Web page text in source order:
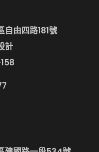
自由四路181號
計